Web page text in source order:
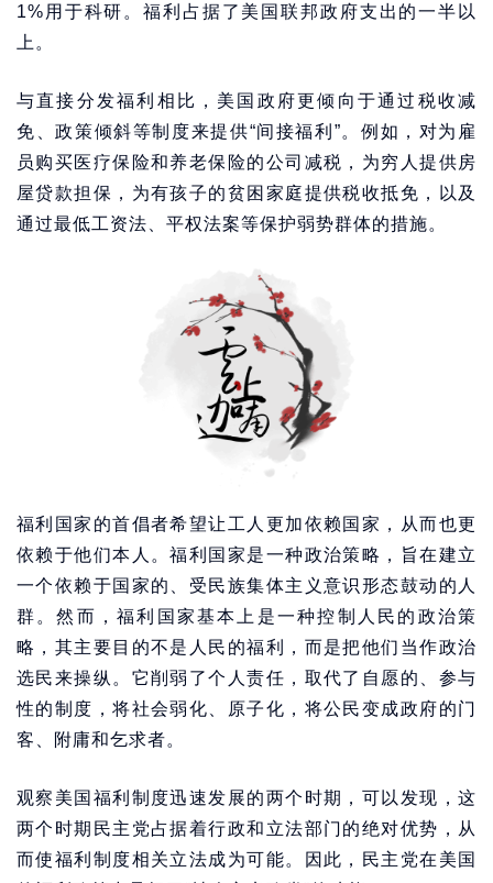
1%用于科研。福利占据了美国联邦政府支出的一半以
上。
与直接分发福利相比，美国政府更倾向于通过税收减
免、政策倾斜等制度来提供“间接福利”。例如，对为雇
员购买医疗保险和养老保险的公司减税，为穷人提供房
屋贷款担保，为有孩子的贫困家庭提供税收抵免，以及
通过最低工资法、平权法案等保护弱势群体的措施。
福利国家的首倡者希望让工人更加依赖国家，从而也更
依赖于他们本人。福利国家是一种政治策略，旨在建立
一个依赖于国家的、受民族集体主义意识形态鼓动的人
群。然而，福利国家基本上是一种控制人民的政治策
略，其主要目的不是人民的福利，而是把他们当作政治
选民来操纵。它削弱了个人责任，取代了自愿的、参与
性的制度，将社会弱化、原子化，将公民变成政府的门
客、附庸和乞求者。
观察美国福利制度迅速发展的两个时期，可以发现，这
两个时期民主党占据着行政和立法部门的绝对优势，从
而使福利制度相关立法成为可能。因此，民主党在美国